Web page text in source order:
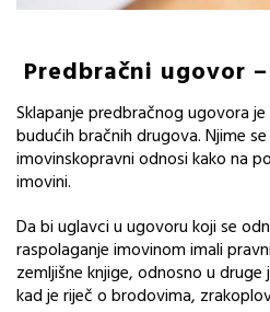
Predbračni ugovor
Sklapanje predbračnog ugovora
budućih bračnih drugova. Njime
imovinskopravni odnosi kako na
imovini.
Da bi uglavci u ugovoru koji se
raspolaganje imovinom imali
zemljišne knjige, odnosno u
kad je riječ o brodovima,